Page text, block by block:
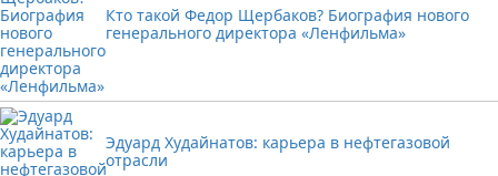
Кто такой Федор Щербаков? Биография нового
генерального директора «Ленфильма»
Эдуард Худайнатов: карьера в нефтегазовой
отрасли